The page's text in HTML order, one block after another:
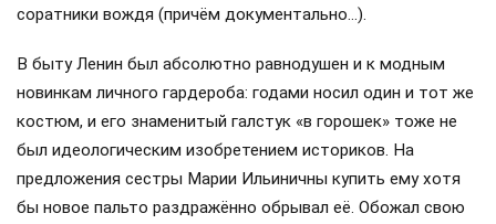
соратники вождя (причём документально…).
В быту Ленин был абсолютно равнодушен и к модным
новинкам личного гардероба: годами носил один и тот же
костюм, и его знаменитый галстук «в горошек» тоже не
был идеологическим изобретением историков. На
предложения сестры Марии Ильиничны купить ему хотя
бы новое пальто раздражённо обрывал её. Обожал свою